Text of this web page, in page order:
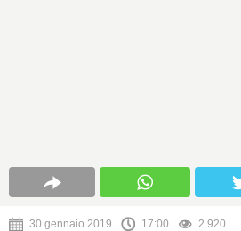
30 gennaio 2019 17:00 2.920